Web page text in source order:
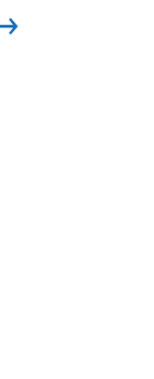
Leggi la news